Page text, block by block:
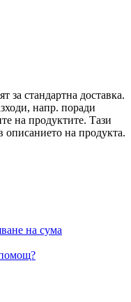
за стандартна доставка.
напр. поради
на продуктите. Тази
на продукта.
на сума